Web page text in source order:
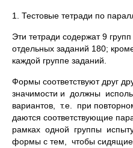
1. Тестовые тетради по
Эти тетради содержат 9
отдельных заданий 180;
каждой группе заданий.
Формы соответствуют друг
значимости и должны
вариантов, т.е. при
даются соответствующие
рамках одной группы
формы с тем, чтобы сидящие